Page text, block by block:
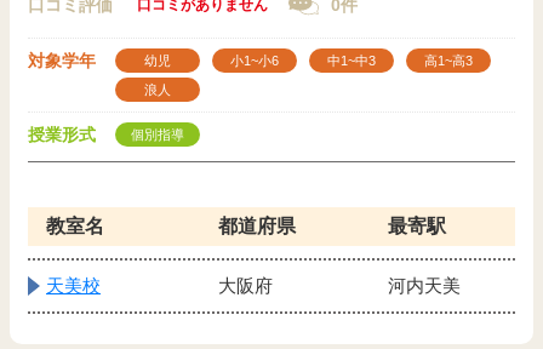
口コミ評価 口コミがありません 0件
対象学年 幼児 小1~小6 中1~中3
高1~高3
浪人
授業形式 個別指導
教室名 都道府県 最寄駅
天美校 大阪府 河内天美